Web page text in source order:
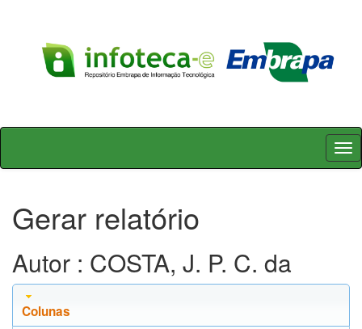
Skip
Gerar relatório
Autor : COSTA, J. P. C. da
Colunas